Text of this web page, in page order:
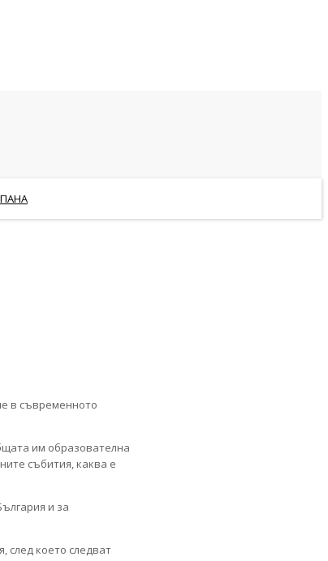
в съвременното
им образователна
събития, каква е
и за
след което следват